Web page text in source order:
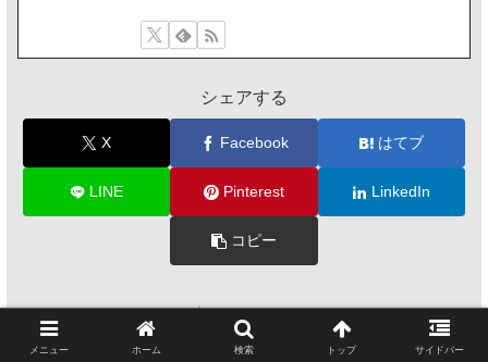
シェアする
X Facebook はてブ
LINE Pinterest LinkedIn
コピー
アキゾラをフォローする
メニュー ホーム 検索 トップ サイドバー